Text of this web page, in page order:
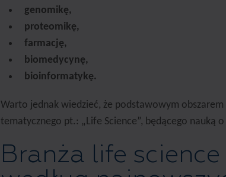
genomikę,
proteomikę,
farmację,
biomedycynę,
bioinformatykę.
Warto jednak wiedzieć, że podstawowym
tematycznego pt.: „Life Science”, będącego nauką
Branża life